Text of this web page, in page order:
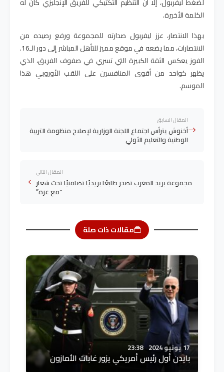
لضغط ليفربول، إلا أن التنظيم التكتيكي للفريق الإنجليزي كان له
الكلمة الأخيرة.
بهذا الانتصار، عزز ليفربول صدارته للمجموعة ورفع رصيده من
الانتصارات، مما يضعه في موقع مميز للتأهل المباشر إلى دور الـ16.
الفوز يعكس الثقة الكبيرة التي تسري في صفوف الفريق، الذي
يظهر كواحد من أقوى المنافسين على اللقب الأوروبي هذا
الموسم.
المقال السابق
أخنوش يترأس اجتماع اللجنة الوزارية لإصلاح منظومة التربية
الوطنية والتعليم الأولي
المقال التالي
مجموعة بريد المغرب تصدر طابعًا بريديًا تضامنيًا تحت شعار
“مع غزة”
مقالات ذات صلة
17 يونيو 2024 23:38
بايدن أول رئيس أمريكي يزور غابات الأمازون